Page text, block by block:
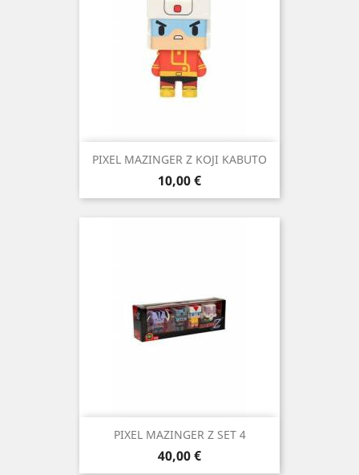
PIXEL MAZINGER Z KOJI KABUTO
Precio
10,00 €
PIXEL MAZINGER Z SET 4
Precio
40,00 €